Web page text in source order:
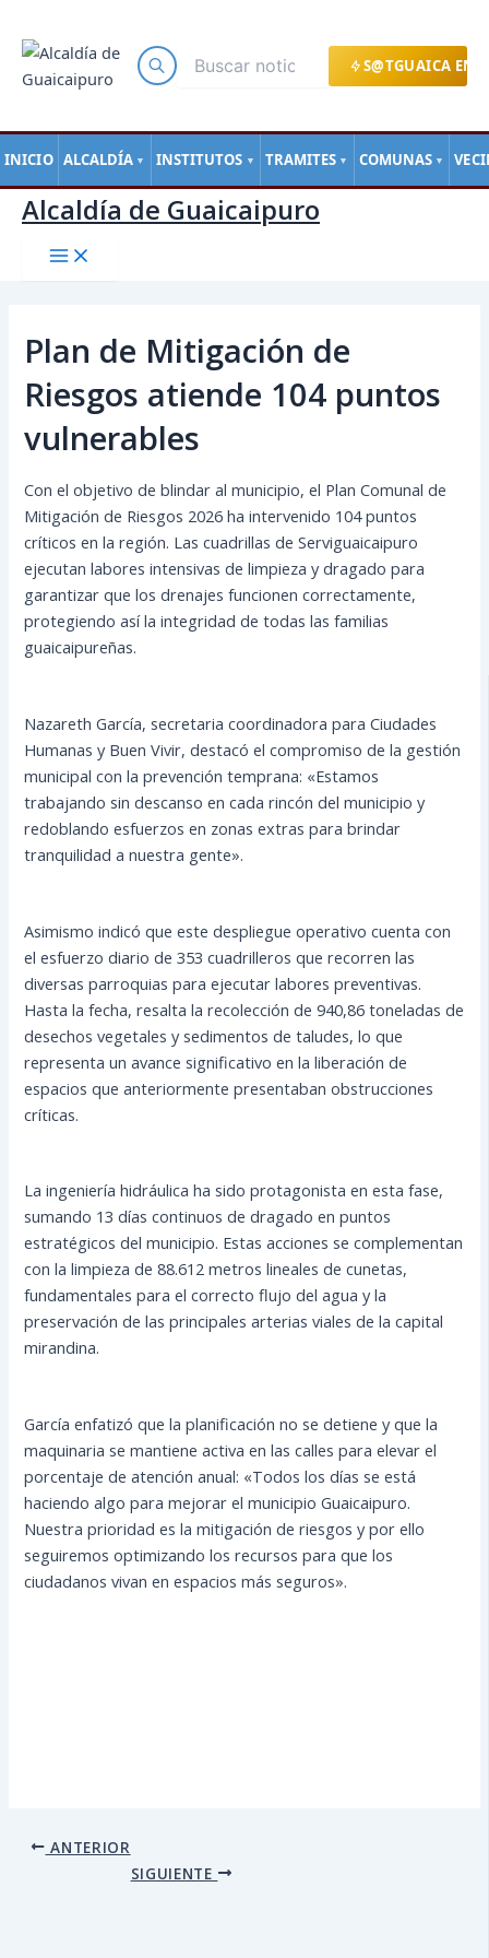
S@TGUAICA EN
INICIO ALCALDÍA ▼ INSTITUTOS ▼ TRAMITES ▼ COMUNAS ▼
contenido
Alcaldía de Guaicaipuro
Plan de Mitigación de
Riesgos atiende 104 puntos
vulnerables
Con el objetivo de blindar al municipio, el Plan Comunal de
Mitigación de Riesgos 2026 ha intervenido 104 puntos
críticos en la región. Las cuadrillas de Serviguaicaipuro
ejecutan labores intensivas de limpieza y dragado para
garantizar que los drenajes funcionen correctamente,
protegiendo así la integridad de todas las familias
guaicaipureñas.
Nazareth García, secretaria coordinadora para Ciudades
Humanas y Buen Vivir, destacó el compromiso de la gestión
municipal con la prevención temprana: «Estamos
trabajando sin descanso en cada rincón del municipio y
redoblando esfuerzos en zonas extras para brindar
tranquilidad a nuestra gente».
Asimismo indicó que este despliegue operativo cuenta con
el esfuerzo diario de 353 cuadrilleros que recorren las
diversas parroquias para ejecutar labores preventivas.
Hasta la fecha, resalta la recolección de 940,86 toneladas de
desechos vegetales y sedimentos de taludes, lo que
representa un avance significativo en la liberación de
espacios que anteriormente presentaban obstrucciones
críticas.
La ingeniería hidráulica ha sido protagonista en esta fase,
sumando 13 días continuos de dragado en puntos
estratégicos del municipio. Estas acciones se complementan
con la limpieza de 88.612 metros lineales de cunetas,
fundamentales para el correcto flujo del agua y la
preservación de las principales arterias viales de la capital
mirandina.
García enfatizó que la planificación no se detiene y que la
maquinaria se mantiene activa en las calles para elevar el
porcentaje de atención anual: «Todos los días se está
haciendo algo para mejorar el municipio Guaicaipuro.
Nuestra prioridad es la mitigación de riesgos y por ello
seguiremos optimizando los recursos para que los
ciudadanos vivan en espacios más seguros».
de
entradas
ANTERIOR
SIGUIENTE